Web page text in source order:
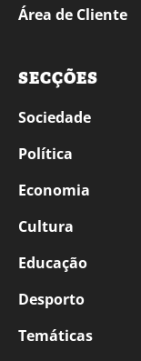
Área de Cliente
SECÇÕES
Sociedade
Política
Economia
Cultura
Educação
Desporto
Temáticas